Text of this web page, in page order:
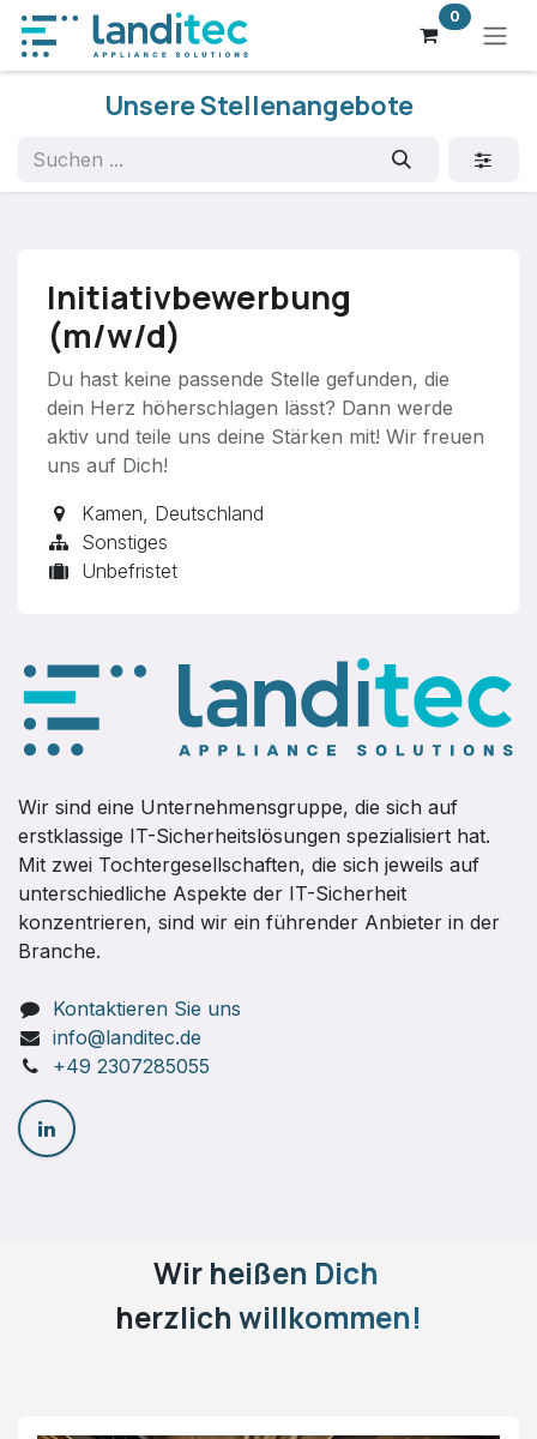
Zum Inhalt springen 0
Unsere Stellenangebote
Initiativbewerbung
(m/w/d)
Du hast keine passende Stelle gefunden, die
dein Herz höherschlagen lässt? Dann werde
aktiv und teile uns deine Stärken mit! Wir freuen
uns auf Dich!
Kamen, Deutschland
Sonstiges
Unbefristet
Wir sind eine Unternehmensgruppe, die sich auf
erstklassige IT-Sicherheitslösungen spezialisiert hat.
Mit zwei Tochtergesellschaften, die sich jeweils auf
unterschiedliche Aspekte der IT-Sicherheit
konzentrieren, sind wir ein führender Anbieter in der
Branche.
Kontaktieren Sie uns
info@landitec.de
+49 2307285055
Wir heißen Dich
herzlich willkommen!